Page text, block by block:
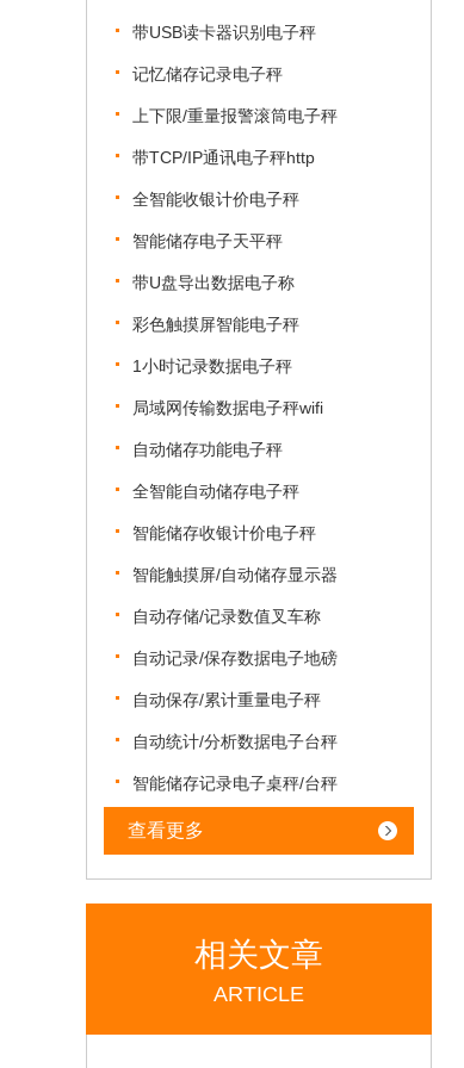
带USB读卡器识别电子秤
记忆储存记录电子秤
上下限/重量报警滚筒电子秤
带TCP/IP通讯电子秤http
全智能收银计价电子秤
智能储存电子天平秤
带U盘导出数据电子称
彩色触摸屏智能电子秤
1小时记录数据电子秤
局域网传输数据电子秤wifi
自动储存功能电子秤
全智能自动储存电子秤
智能储存收银计价电子秤
智能触摸屏/自动储存显示器
自动存储/记录数值叉车称
自动记录/保存数据电子地磅
自动保存/累计重量电子秤
自动统计/分析数据电子台秤
智能储存记录电子桌秤/台秤
查看更多
相关文章
ARTICLE